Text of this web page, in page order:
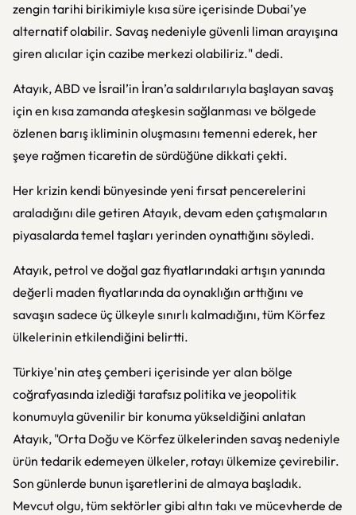
zengin tarihi birikimiyle kısa süre içerisinde Dubai’ye
alternatif olabilir. Savaş nedeniyle güvenli liman arayışına
giren alıcılar için cazibe merkezi olabiliriz." dedi.
Atayık, ABD ve İsrail’in İran’a saldırılarıyla başlayan savaş
için en kısa zamanda ateşkesin sağlanması ve bölgede
özlenen barış ikliminin oluşmasını temenni ederek, her
şeye rağmen ticaretin de sürdüğüne dikkati çekti.
Her krizin kendi bünyesinde yeni fırsat pencerelerini
araladığını dile getiren Atayık, devam eden çatışmaların
piyasalarda temel taşları yerinden oynattığını söyledi.
Atayık, petrol ve doğal gaz fiyatlarındaki artışın yanında
değerli maden fiyatlarında da oynaklığın arttığını ve
savaşın sadece üç ülkeyle sınırlı kalmadığını, tüm Körfez
ülkelerinin etkilendiğini belirtti.
Türkiye'nin ateş çemberi içerisinde yer alan bölge
coğrafyasında izlediği tarafsız politika ve jeopolitik
konumuyla güvenilir bir konuma yükseldiğini anlatan
Atayık, "Orta Doğu ve Körfez ülkelerinden savaş nedeniyle
ürün tedarik edemeyen ülkeler, rotayı ülkemize çevirebilir.
Son günlerde bunun işaretlerini de almaya başladık.
Mevcut olgu, tüm sektörler gibi altın takı ve mücevherde de